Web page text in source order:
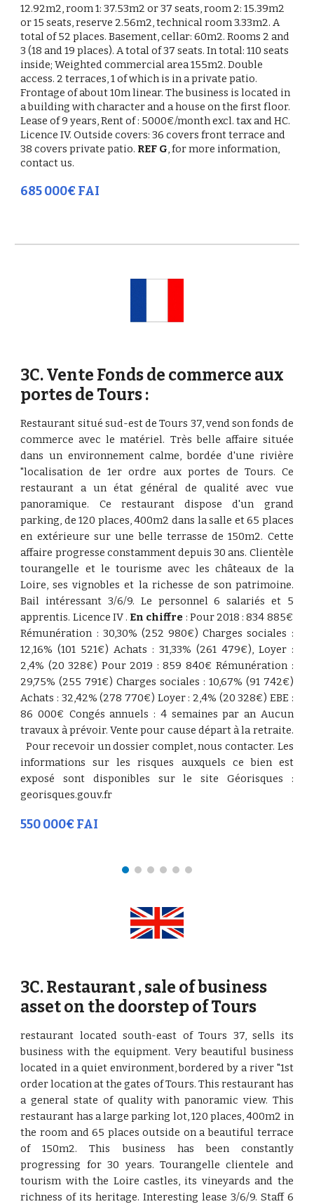
12.92m2, room 1: 37.53m2 or 37 seats, room 2: 15.39m2
or 15 seats, reserve 2.56m2, technical room 3.33m2. A
total of 52 places. Basement, cellar: 60m2. Rooms 2 and
3 (18 and 19 places). A total of 37 seats. In total: 110 seats
inside; Weighted commercial area 155m2. Double
access. 2 terraces, 1 of which is in a private patio.
Frontage of about 10m linear. The business is located in
a building with character and a house on the first floor.
Lease of 9 years, Rent of : 5000€/month excl. tax and HC.
Licence IV. Outside covers: 36 covers front terrace and
38 covers private patio. REF G, for more information,
contact us.
685 000€ FAI
3C. Vente Fonds de commerce aux
portes de Tours :
Restaurant situé sud-est de Tours 37, vend son fonds de
commerce avec le matériel. Très belle affaire située
dans un environnement calme, bordée d'une rivière
"localisation de 1er ordre aux portes de Tours. Ce
restaurant a un état général de qualité avec vue
panoramique. Ce restaurant dispose d'un grand
parking, de 120 places, 400m2 dans la salle et 65 places
en extérieure sur une belle terrasse de 150m2. Cette
affaire progresse constamment depuis 30 ans. Clientèle
tourangelle et le tourisme avec les châteaux de la
Loire, ses vignobles et la richesse de son patrimoine.
Bail intéressant 3/6/9. Le personnel 6 salariés et 5
apprentis. Licence IV . En chiffre : Pour 2018 : 834 885€
Rémunération : 30,30% (252 980€) Charges sociales :
12,16% (101 521€) Achats : 31,33% (261 479€), Loyer :
2,4% (20 328€) Pour 2019 : 859 840€ Rémunération :
29,75% (255 791€) Charges sociales : 10,67% (91 742€)
Achats : 32,42% (278 770€) Loyer : 2,4% (20 328€) EBE :
86 000€ Congés annuels : 4 semaines par an Aucun
travaux à prévoir. Vente pour cause départ à la retraite.
Pour recevoir un dossier complet, nous contacter. Les
informations sur les risques auxquels ce bien est
exposé sont disponibles sur le site Géorisques :
georisques.gouv.fr
550 000€ FAI
3C. Restaurant , sale of business
asset on the doorstep of Tours
restaurant located south-east of Tours 37, sells its
business with the equipment. Very beautiful business
located in a quiet environment, bordered by a river "1st
order location at the gates of Tours. This restaurant has
a general state of quality with panoramic view. This
restaurant has a large parking lot, 120 places, 400m2 in
the room and 65 places outside on a beautiful terrace
of 150m2. This business has been constantly
progressing for 30 years. Tourangelle clientele and
tourism with the Loire castles, its vineyards and the
richness of its heritage. Interesting lease 3/6/9. Staff 6